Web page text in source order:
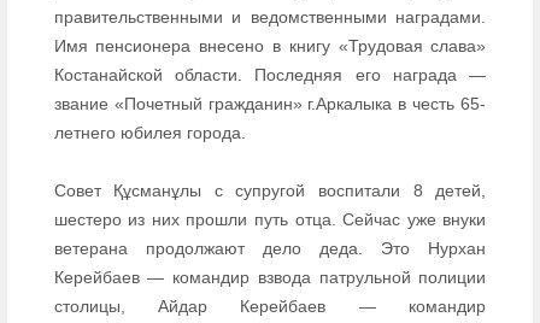
правительственными и ведомственными наградами.
Имя пенсионера внесено в книгу «Трудовая слава»
Костанайской области. Последняя его награда —
звание «Почетный гражданин» г.Аркалыка в честь 65-
летнего юбилея города.
Совет Құсманұлы с супругой воспитали 8 детей,
шестеро из них прошли путь отца. Сейчас уже внуки
ветерана продолжают дело деда. Это Нурхан
Керейбаев — командир взвода патрульной полиции
столицы, Айдар Керейбаев — командир